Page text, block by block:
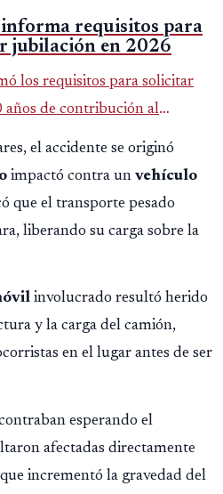
requisitos para
jubilación en 2026
los requisitos para solicitar
de contribución al
o 20 años de servicio sin
el accidente se originó
impactó contra un vehículo
que el transporte pesado
liberando su carga sobre la
involucrado resultó herido
y la carga del camión,
en el lugar antes de ser
esperando el
afectadas directamente
incrementó la gravedad del